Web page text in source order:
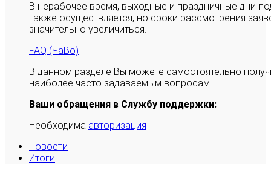
В нерабочее время, выходные и праздничные дни
также осуществляется, но сроки рассмотрения
значительно увеличиться.
FAQ (ЧаВо)
В данном разделе Вы можете самостоятельно
наиболее часто задаваемым вопросам.
Ваши обращения в Службу поддержки:
Необходима авторизация
Новости
Итоги